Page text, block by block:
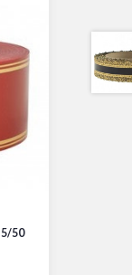
5/50